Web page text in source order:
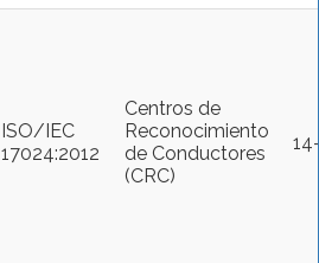
ISO/IEC
17024:2012
Centros de
Reconocimiento
de Conductores
(CRC)